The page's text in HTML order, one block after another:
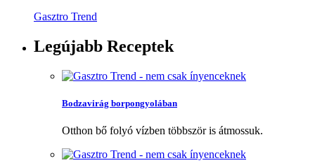
Gasztro Trend
Legújabb Receptek
Bodzavirág borpongyolában
Otthon bő folyó vízben többször is átmossuk.